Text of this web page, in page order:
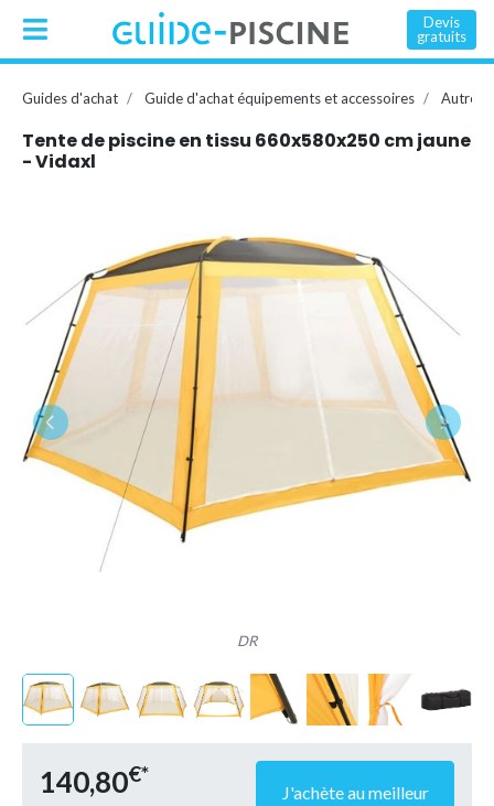
Devis
gratuits
Guides d'achat Guide d'achat équipements et accessoires Autres
Tente de piscine en tissu 660x580x250 cm jaune
- Vidaxl
DR
140,80€*
J'achète au meilleur